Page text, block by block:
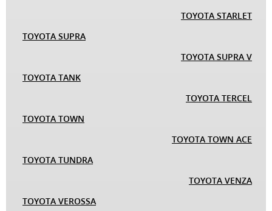
TOYOTA STARLET
TOYOTA SUPRA
TOYOTA SUPRA V
TOYOTA TANK
TOYOTA TERCEL
TOYOTA TOWN
TOYOTA TOWN ACE
TOYOTA TUNDRA
TOYOTA VENZA
TOYOTA VEROSSA